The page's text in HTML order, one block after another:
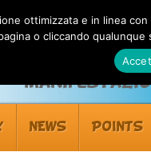
NEWS POINTS
ottimizzata e in linea
o cliccando